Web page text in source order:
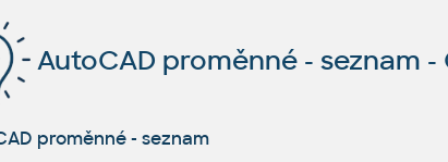
AutoCAD proměnné - seznam -
proměnné - seznam